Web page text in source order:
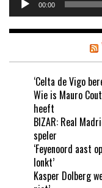
00:00
‘Celta de Vigo
Wie is Mauro
heeft
BIZAR: Real
speler
‘Feyenoord aast
lonkt’
Kasper Dolberg